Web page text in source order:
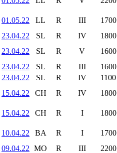
01.05.22 LL R III 1700
23.04.22
SL R IV 1800
23.04.22
SL R V 1600
23.04.22
SL R III 1600
23.04.22
SL R IV 1100
15.04.22
CH R IV 1800
15.04.22 CH R I 1800
10.04.22 BA R I 1700
09.04.22 MO R III 2200